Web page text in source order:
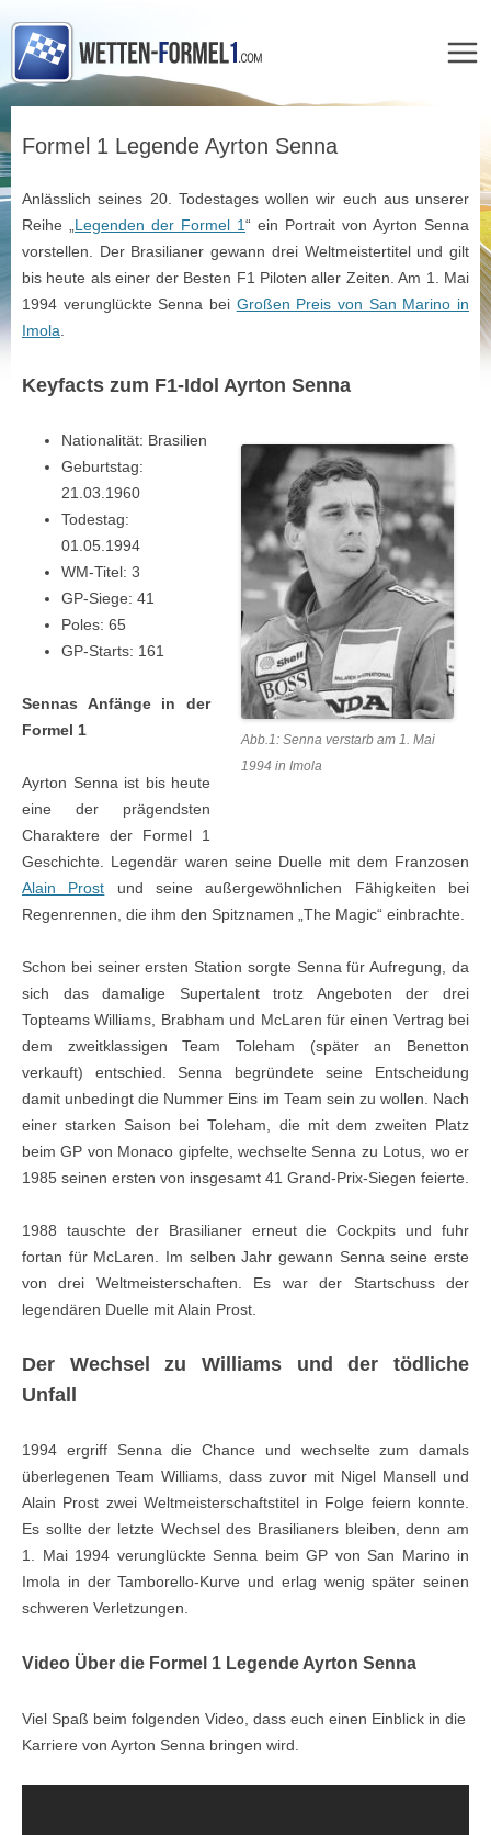
springen
Formel 1 Legende Ayrton Senna
Anlässlich seines 20. Todestages wollen wir euch aus unserer
Reihe „ Legenden der Formel 1“ ein Portrait von Ayrton Senna
vorstellen. Der Brasilianer gewann drei Weltmeistertitel und gilt
bis heute als einer der Besten F1 Piloten aller Zeiten. Am 1. Mai
1994 verunglückte Senna bei Großen Preis von San Marino in
Imola
Keyfacts zum F1-Idol Ayrton Senna
Abb.1: Senna verstarb am 1. Mai
1994 in Imola
Nationalität: Brasilien
Geburtstag:
21.03.1960
Todestag:
01.05.1994
WM-Titel: 3
GP-Siege: 41
Poles: 65
GP-Starts: 161
Sennas Anfänge in der
Formel 1
Ayrton Senna ist bis heute
eine der prägendsten
Charaktere der Formel 1
Geschichte. Legendär waren seine Duelle mit dem Franzosen
Alain Prost und seine außergewöhnlichen Fähigkeiten bei
Regenrennen, die ihm den Spitznamen „The Magic“ einbrachte.
Schon bei seiner ersten Station sorgte Senna für Aufregung, da
sich das damalige Supertalent trotz Angeboten der drei
Topteams Williams, Brabham und McLaren für einen Vertrag bei
dem zweitklassigen Team Toleham (später an Benetton
verkauft) entschied. Senna begründete seine Entscheidung
damit unbedingt die Nummer Eins im Team sein zu wollen. Nach
einer starken Saison bei Toleham, die mit dem zweiten Platz
beim GP von Monaco gipfelte, wechselte Senna zu Lotus, wo er
1985 seinen ersten von insgesamt 41 Grand-Prix-Siegen feierte.
1988 tauschte der Brasilianer erneut die Cockpits und fuhr
fortan für McLaren. Im selben Jahr gewann Senna seine erste
von drei Weltmeisterschaften. Es war der Startschuss der
legendären Duelle mit Alain Prost.
Der Wechsel zu Williams und der tödliche
Unfall
1994 ergriff Senna die Chance und wechselte zum damals
überlegenen Team Williams, dass zuvor mit Nigel Mansell und
Alain Prost zwei Weltmeisterschaftstitel in Folge feiern konnte.
Es sollte der letzte Wechsel des Brasilianers bleiben, denn am
1. Mai 1994 verunglückte Senna beim GP von San Marino in
Imola in der Tamborello-Kurve und erlag wenig später seinen
schweren Verletzungen.
Video Über die Formel 1 Legende Ayrton Senna
Viel Spaß beim folgenden Video, dass euch einen Einblick in die
Karriere von Ayrton Senna bringen wird.